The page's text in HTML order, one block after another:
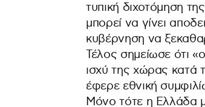
τυπική διχοτόμηση
μπορεί να γίνει
κυβέρνηση να
Τέλος σημείωσε ότι
ισχύ της χώρας κατά
έφερε εθνική
Μόνο τότε η Ελλάδα